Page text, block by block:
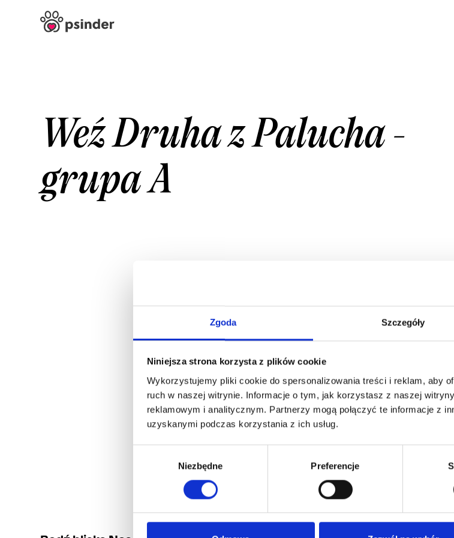
Zgoda Szczegóły
Niniejsza strona korzysta z plików cookie
Wykorzystujemy pliki cookie do spersonalizowania treści i reklam, aby
ruch w naszej witrynie. Informacje o tym, jak korzystasz z naszej
reklamowym i analitycznym. Partnerzy mogą połączyć te informacje z
uzyskanymi podczas korzystania z ich usług.
Niezbędne Preferencje
Weź Druha z Palucha -
grupa A